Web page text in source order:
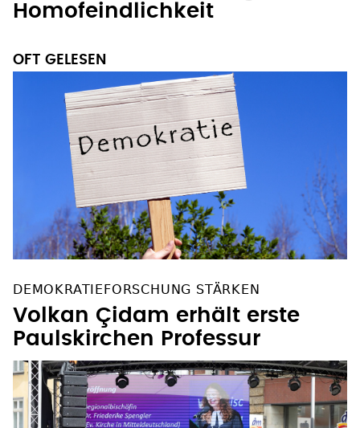
Homofeindlichkeit
OFT GELESEN
DEMOKRATIEFORSCHUNG STÄRKEN
Volkan Çidam erhält erste
Paulskirchen Professur